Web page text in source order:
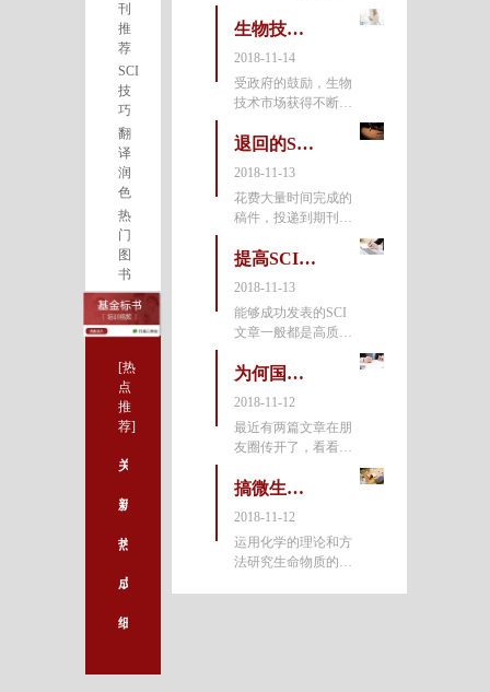
刊
推
荐
SCI
技
巧
翻
译
润
色
热
门
图
书
[热
点
推
荐]
了历史性的变化，现
基因组测序和作图、
法医学、系统动物学
等各领域内不可缺少
生物技术的前景:现在和未来
2018-11-14
受政府的鼓励，生物
技术市场获得不断发
GrandViewResearch公
物技术领域的估值为
3696.2亿美元，到
2025年，这个数字将
退回的SCI期刊应该如何处理？
2018-11-13
花费大量时间完成的
稿件，投递到期刊之
呢？是原稿件退回，
或是送交同行审稿
呢？这些只有当期刊
收到稿件
提高SCI的质量，从这些内容着手
2018-11-13
能够成功发表的SCI
文章一般都是高质量
的文章才能称之为高
量的文章，即我们在
选题，写作和投稿三
个阶段中
为何国内科研人员不敢这么干？
2018-11-12
最近有两篇文章在朋
友圈传开了，看看来
美国有个不怕延毕的
光合作用给大鼠的心
脏供氧。路人甲：机
体不会排
搞微生物科研离不开的生物化学
2018-11-12
运用化学的理论和方
法研究生命物质的边